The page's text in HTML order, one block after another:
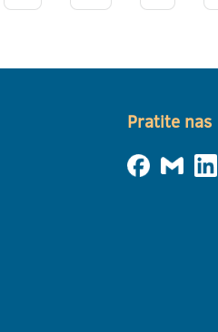
Pratite nas